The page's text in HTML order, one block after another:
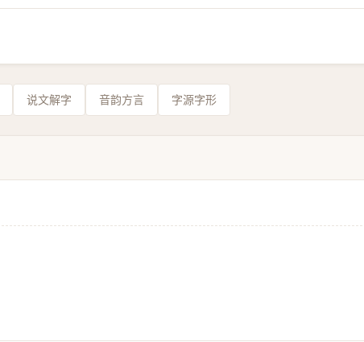
说文解字 音韵方言 字源字形